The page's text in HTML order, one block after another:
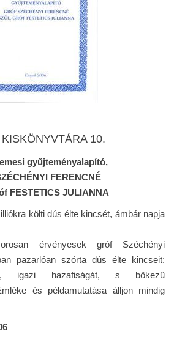
10.
gyűjteményalapító,
FERENCNÉ
FESTETICS JULIANNA
költi dús élte kincsét, ámbár napja
érvényesek gróf Széchényi
pazarlóan szórta dús élte kincseit:
igazi hazafiságát, s bőkezű
és példamutatása álljon mindig